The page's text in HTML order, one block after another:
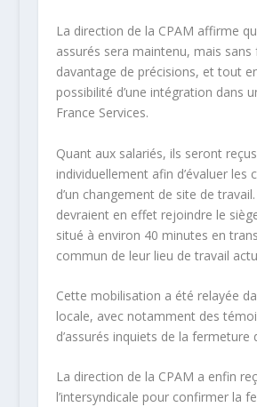
La direction de la CPAM affirme
assurés sera maintenu, mais sans
davantage de précisions, et tout
possibilité d’une intégration dans
France Services.
Quant aux salariés, ils seront reçus
individuellement afin d’évaluer les
d’un changement de site de
devraient en effet rejoindre le
situé à environ 40 minutes en
commun de leur lieu de travail
Cette mobilisation a été relayée
locale, avec notamment des
d’assurés inquiets de la fermeture
La direction de la CPAM a enfin
l’intersyndicale pour confirmer la